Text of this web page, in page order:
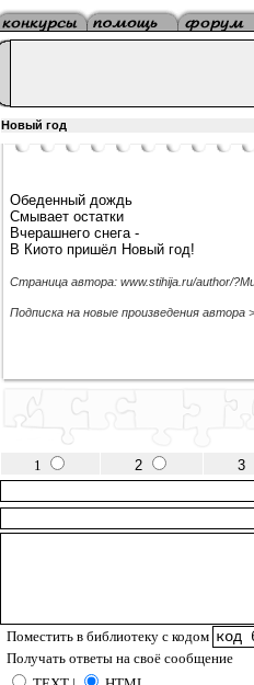
Новый год
Обеденный дождь
Смывает остатки
Вчерашнего снега -
В Киото пришёл Новый год!
Страница автора: www.stihija.ru/author/
Подписка на новые произведения автора
1 2
3
Поместить в библиотеку с кодом
Получать ответы на своё сообщение